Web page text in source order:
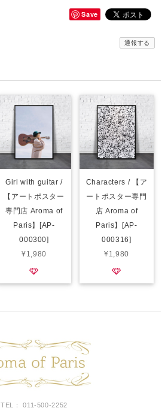
Save
通報する
Girl with guitar /
【アートポスター
専門店 Aroma of
Paris】[AP-
000300]
¥1,980
Characters / 【ア
ートポスター専門
店 Aroma of
Paris】[AP-
000316]
¥1,980
TEL： 011-500-2252